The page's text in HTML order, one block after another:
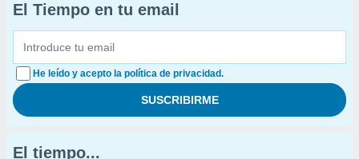
El Tiempo en tu email
He leído y acepto la política de privacidad.
El tiempo...